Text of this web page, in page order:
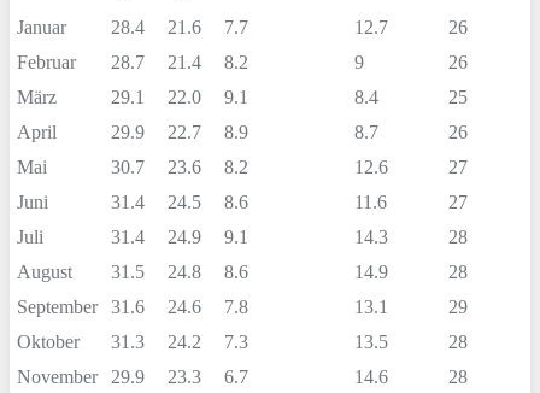
Januar 28.4 21.6 7.7 12.7
26
Februar
28.7 21.4 8.2 9
26
März
29.1 22.0 9.1 8.4
25
April
29.9 22.7 8.9 8.7
26
Mai
30.7 23.6 8.2 12.6
27
Juni
31.4 24.5 8.6 11.6
27
Juli
31.4 24.9 9.1 14.3
28
August
31.5 24.8 8.6 14.9
28
September
31.6 24.6 7.8 13.1
29
Oktober
31.3 24.2 7.3 13.5
28
November
29.9 23.3 6.7 14.6
28